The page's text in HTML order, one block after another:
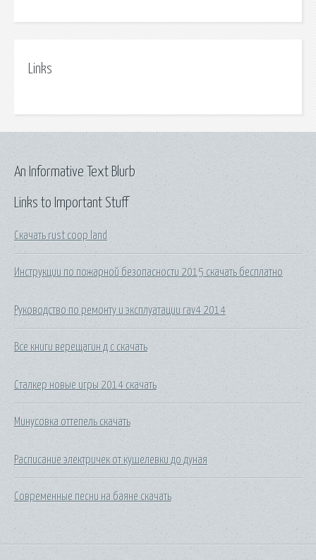
Links
Links to Important Stuff
Скачать rust coop land
Инструкции по пожарной безопасности 2015 скачать бесплатно
Руководство по ремонту и эксплуатации rav4 2014
Все книги верещагин д с скачать
Сталкер новые игры 2014 скачать
Минусовка оттепель скачать
Расписание электричек от кушелевки до дуная
Современные песни на баяне скачать
An Informative Text Blurb